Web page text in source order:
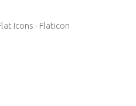
Icons - Flaticon